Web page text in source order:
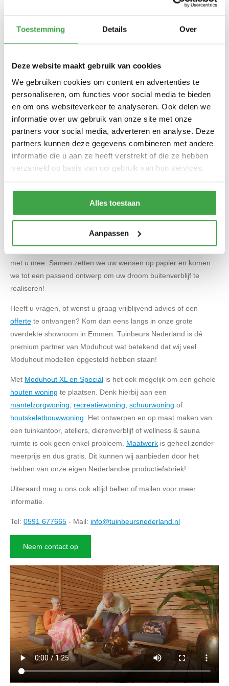
Toestemming Details Over
Deze website maakt gebruik van cookies
We gebruiken cookies om content en advertenties te
personaliseren, om functies voor social media te bieden
en om ons websiteverkeer te analyseren. Ook delen we
informatie over uw gebruik van onze site met onze
partners voor social media, adverteren en analyse. Deze
partners kunnen deze gegevens combineren met andere
informatie die u aan ze heeft verstrekt of die ze hebben
verzameld op basis van uw gebruik van hun services.
Alles toestaan
Aanpassen
Naast de enorme opbouw voordelen en het gemak dat
Moduhout biedt is de uitstraling natuurlijk minstens zo belangrijk!
Bij Moduhout kunt u op creatieve wijze uw eigen exclusieve
buitenverblijf samenstellen. Er zijn vele opties mogelijk waarmee
u kunt mixen en matchen.
Moduhout op maat
Bent u opzoek naar een mooie, unieke Moduhout schuur of
tuinhuis die volledig voldoet aan uw wensen? Al onze Moduhout
Moduhout leveren is hetzelfde. Voor elk product worden de
mooiste planken hout zorgvuldig uitgekozen in onze fabriek. De
producten zijn handgemaakt en worden op maat gemaakt voor
met u mee. Samen zetten we uw wensen op papier en komen
we tot een passend ontwerp om uw droom buitenverblijf te
realiseren!
Heeft u vragen, of wenst u graag vrijblijvend advies of een
offerte te ontvangen? Kom dan eens langs in onze grote
overdekte showroom in Emmen. Tuinbeurs Nederland is dé
premium partner van Moduhout wat betekend dat wij veel
Moduhout modellen opgesteld hebben staan!
Met Moduhout XL en Special is het ook mogelijk om een gehele
houten woning te plaatsen. Denk hierbij aan een
mantelzorgwoning
recreatiewoning schuurwoning of
houtskeletbouwwoning . Het ontwerpen en op maat maken van
een tuinkantoor, ateliers, dierenverblijf of wellness & sauna
ruimte is ook geen enkel probleem. Maatwerk is geheel zonder
meerprijs en dus gratis. Dit kunnen wij aanbieden door het
hebben van onze eigen Nederlandse productiefabriek!
Uiteraard mag u ons ook altijd bellen of mailen voor meer
informatie.
Tel: 0591 677665 - Mail: info@tuinbeursnederland.nl
Neem contact op